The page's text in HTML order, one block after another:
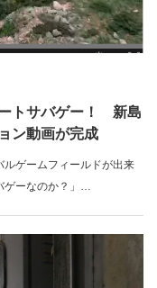
ートサバゲー！ 新島
ン動画が完成
ゲームフィールドが出来
ゲーなのか？」…